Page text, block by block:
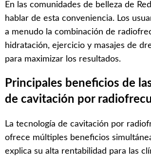
En las comunidades de belleza de
hablar de esta conveniencia. Los
a menudo la combinación de
hidratación, ejercicio y masajes de
para maximizar los resultados.
Principales beneficios de
de cavitación por
La tecnología de cavitación por
ofrece múltiples beneficios
explica su alta rentabilidad para las